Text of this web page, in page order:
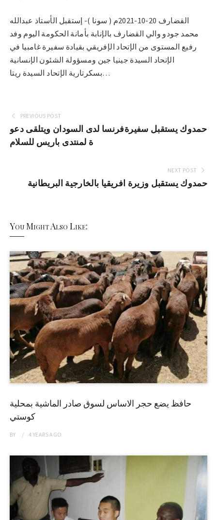
القضارف 20-10-2021م ( سونا )- إستقبل الأستاذ عبدالله
محمد جودو والي القضارف بالإنابة بأمانة الحكومة اليوم وفد
رفيع المستوى من الإتحاد الإفريقي بقيادة سفيرة غامبيا في
الإتحاد السيدة جينيا جين ومسؤولة الشئون الإنسانية
بسكرتارية الإتحاد السيدة ريتا…
PREVIOUS POST
حمدوك يستقبل سفيرةفرنسا لدى السودان ويتلقى دعو
ة لمنتدى باريس للسلام
NEXT POST
حمدوك يستقبل وزيرة افريقيا بالخارجية البريطانية
You Might Also Like:
حافظ يضع حجر الاساس لسوق صادر الماشية بمحلية
كوستي
BY 4 YEARSAGO